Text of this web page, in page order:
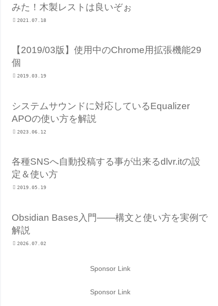
みた！木製レストは良いぞぉ
2021.07.18
【2019/03版】使用中のChrome用拡張機能29
個
2019.03.19
システムサウンドに対応しているEqualizer
APOの使い方を解説
2023.06.12
各種SNSへ自動投稿する事が出来るdlvr.itの設
定＆使い方
2019.05.19
Obsidian Bases入門——構文と使い方を実例で
解説
2026.07.02
Sponsor Link
Sponsor Link